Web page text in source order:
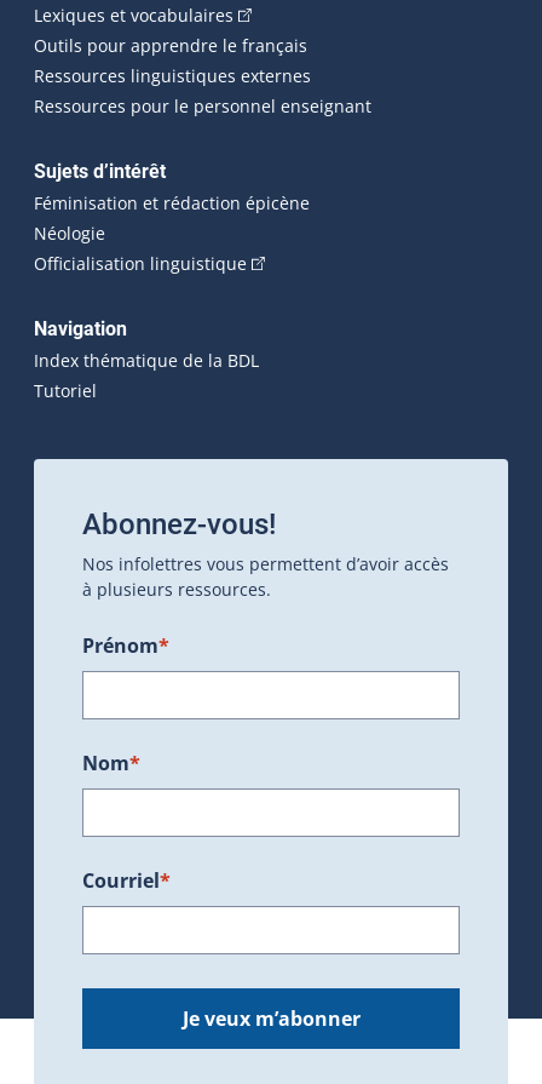
Lexiques et vocabulaires (Cet hyperlien externe s'ouvrira
Outils pour apprendre le français
Ressources linguistiques externes
Ressources pour le personnel enseignant
Sujets d’intérêt
Féminisation et rédaction épicène
Néologie
Officialisation linguistique(Cet hyperlien externe s'ouvrira
Navigation
Index thématique de la BDL
Tutoriel
Abonnez-vous!
Nos infolettres vous permettent d’avoir accès
à plusieurs ressources.
Prénom*
Nom*
Courriel*
Je veux m’abonner